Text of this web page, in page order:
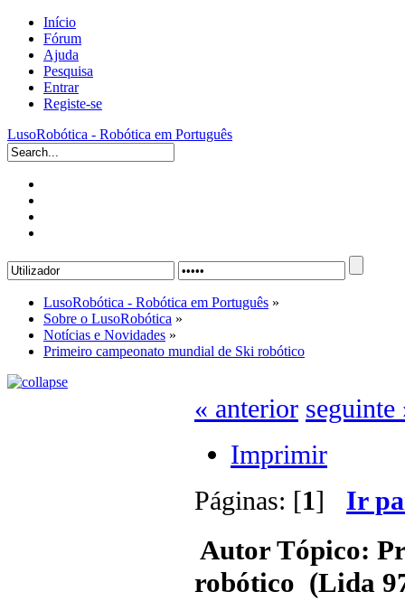
Início
Fórum
Ajuda
Pesquisa
Entrar
Registe-se
LusoRobótica - Robótica em Português
LusoRobótica - Robótica em Português »
Sobre o LusoRobótica »
Notícias e Novidades »
Primeiro campeonato mundial de Ski robótico
« anterior seguinte
Imprimir
Páginas: [1] Ir
AutorTópico:
robótico (Lida